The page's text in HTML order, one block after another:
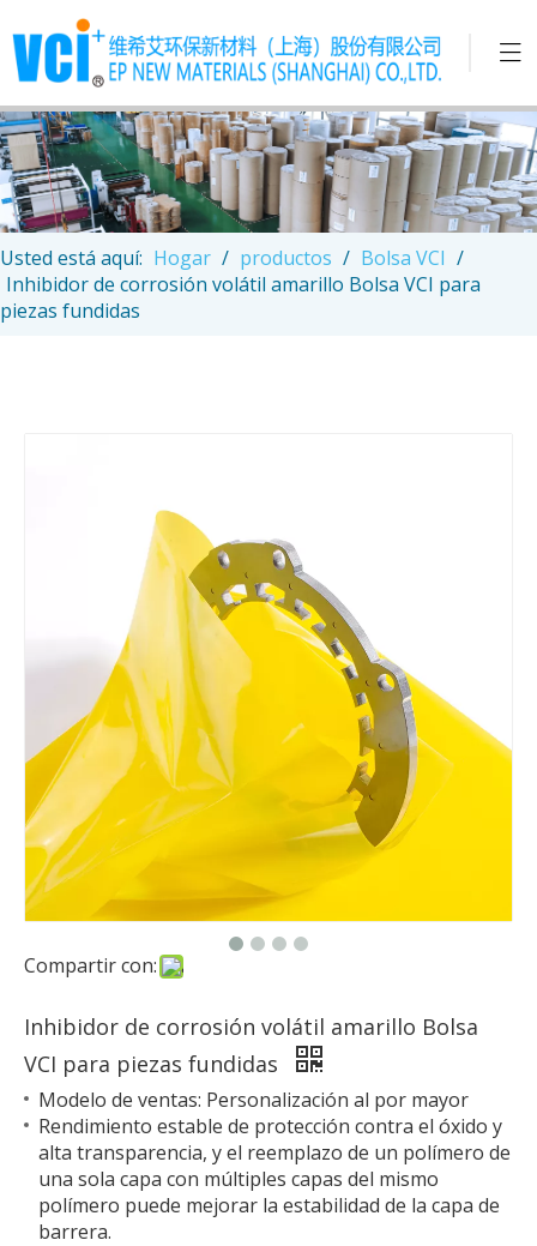
Usted está aquí: Hogar / productos / Bolsa VCI /
Inhibidor de corrosión volátil amarillo Bolsa VCI para
piezas fundidas
Compartir con:
Inhibidor de corrosión volátil amarillo Bolsa
VCI para piezas fundidas
Modelo de ventas: Personalización al por mayor
Rendimiento estable de protección contra el óxido y
alta transparencia, y el reemplazo de un polímero de
una sola capa con múltiples capas del mismo
polímero puede mejorar la estabilidad de la capa de
barrera.